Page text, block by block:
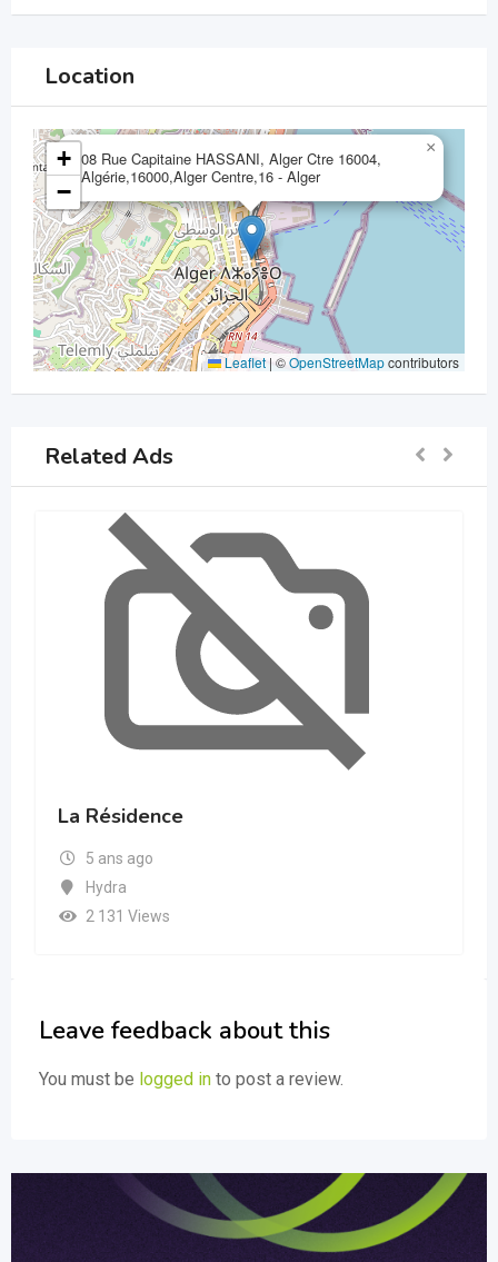
Location
08 Rue Capitaine HASSANI, Alger Ctre 16004,
Algérie,16000,Alger Centre,16 - Alger
×
+
−
Leaflet | ©OpenStreetMapcontributors
Related Ads
La Résidence
5 ans ago
Hydra
2 131 Views
Leave feedback about this
You must be logged in to post a review.